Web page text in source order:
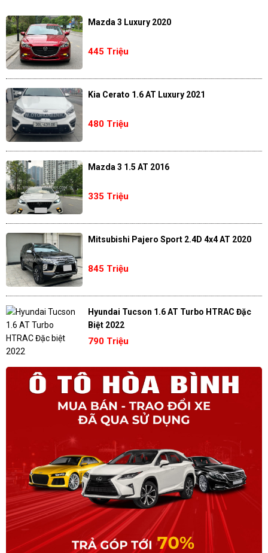
Mazda 3 Luxury 2020
445 Triệu
Kia Cerato 1.6 AT Luxury 2021
480 Triệu
Mazda 3 1.5 AT 2016
335 Triệu
Mitsubishi Pajero Sport 2.4D 4x4 AT 2020
845 Triệu
Hyundai Tucson 1.6 AT Turbo HTRAC Đặc
Biệt 2022
790 Triệu